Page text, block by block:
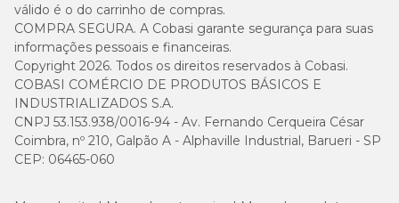
válido é o do carrinho de compras.
COMPRA SEGURA. A Cobasi garante segurança para suas
informações pessoais e financeiras.
Copyright 2026. Todos os direitos reservados à Cobasi.
COBASI COMÉRCIO DE PRODUTOS BÁSICOS E
INDUSTRIALIZADOS S.A.
CNPJ 53.153.938/0016-94 - Av. Fernando Cerqueira César
Coimbra, nº 210, Galpão A - Alphaville Industrial, Barueri - SP
CEP: 06465-060